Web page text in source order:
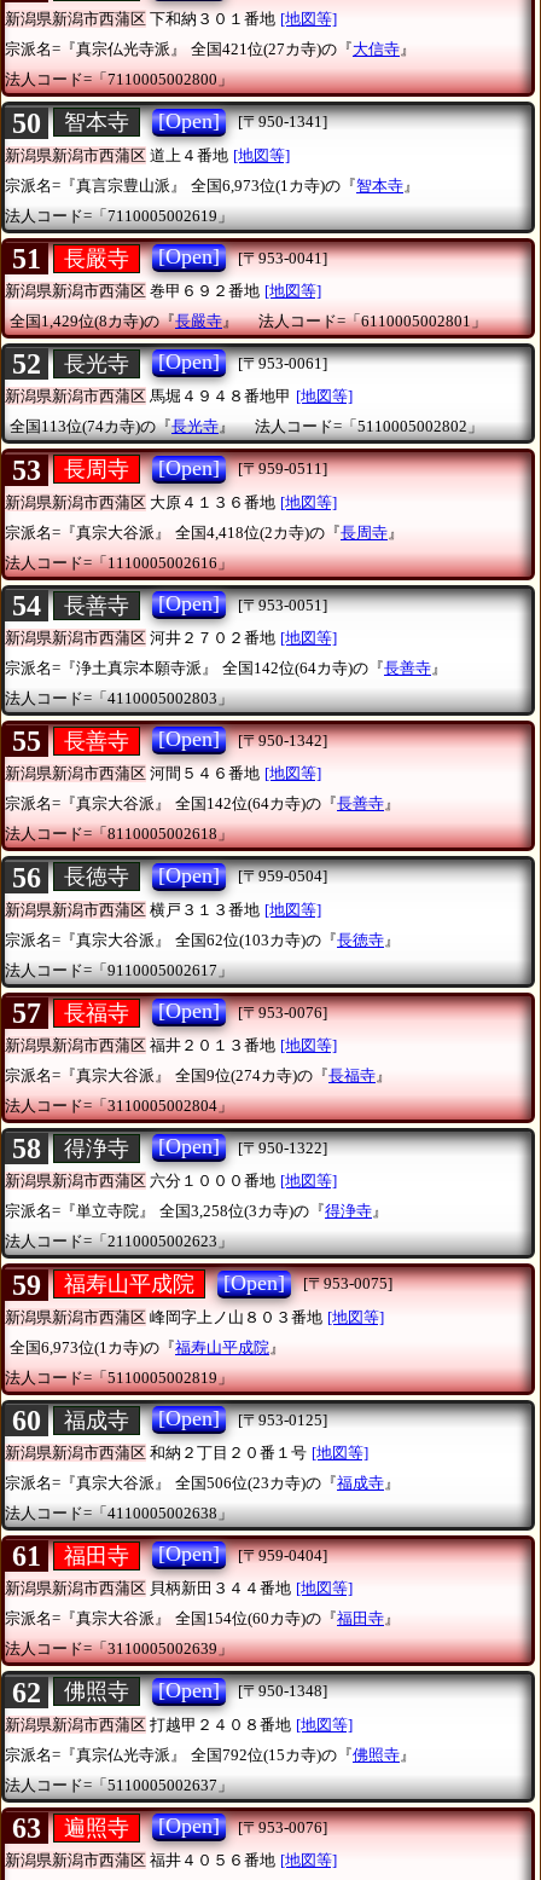
新潟県新潟市西蒲区 下和納３０１番地 [地図等]
宗派名=『真宗仏光寺派』
全国421位(27カ寺)の『大信寺』
法人コード=「7110005002800」
50 智本寺 [Open]
[〒950-1341]
新潟県新潟市西蒲区 道上４番地 [地図等]
宗派名=『真言宗豊山派』
全国6,973位(1カ寺)の『智本寺 』
法人コード=「7110005002619」
51 長嚴寺 [Open]
[〒953-0041]
新潟県新潟市西蒲区 巻甲６９２番地 [地図等]
全国1,429位(8カ寺)の『長嚴寺』 法人コード=「6110005002801」
52 長光寺 [Open]
[〒953-0061]
新潟県新潟市西蒲区 馬堀４９４８番地甲 [地図等]
全国113位(74カ寺)の『長光寺』 法人コード=「5110005002802」
53 長周寺 [Open]
[〒959-0511]
新潟県新潟市西蒲区 大原４１３６番地 [地図等]
宗派名=『真宗大谷派』
全国4,418位(2カ寺)の『長周寺 』
法人コード=「1110005002616」
54 長善寺 [Open]
[〒953-0051]
新潟県新潟市西蒲区 河井２７０２番地 [地図等]
宗派名=『浄土真宗本願寺派』
全国142位(64カ寺)の『長善寺』
法人コード=「4110005002803」
55 長善寺 [Open]
[〒950-1342]
新潟県新潟市西蒲区 河間５４６番地 [地図等]
宗派名=『真宗大谷派』
全国142位(64カ寺)の『長善寺』
法人コード=「8110005002618」
56 長徳寺 [Open]
[〒959-0504]
新潟県新潟市西蒲区 横戸３１３番地 [地図等]
宗派名=『真宗大谷派』
全国62位(103カ寺)の『長徳寺 』
法人コード=「9110005002617」
57 長福寺 [Open]
[〒953-0076]
新潟県新潟市西蒲区 福井２０１３番地 [地図等]
宗派名=『真宗大谷派』
全国9位(274カ寺)の『長福寺』
法人コード=「3110005002804」
58 得浄寺 [Open]
[〒950-1322]
新潟県新潟市西蒲区 六分１０００番地 [地図等]
宗派名=『単立寺院』
全国3,258位(3カ寺)の『得浄寺』
法人コード=「2110005002623」
59 福寿山平成院 [Open]
[〒953-0075]
新潟県新潟市西蒲区 峰岡字上ノ山８０３番地 [地図等]
全国6,973位(1カ寺)の『福寿山平成院 』
法人コード=「5110005002819」
60 福成寺 [Open]
[〒953-0125]
新潟県新潟市西蒲区 和納２丁目２０番１号 [地図等]
宗派名=『真宗大谷派』
全国506位(23カ寺)の『福成寺』
法人コード=「4110005002638」
61 福田寺 [Open]
[〒959-0404]
新潟県新潟市西蒲区 貝柄新田３４４番地 [地図等]
宗派名=『真宗大谷派』
全国154位(60カ寺)の『福田寺』
法人コード=「3110005002639」
62 佛照寺 [Open]
[〒950-1348]
新潟県新潟市西蒲区 打越甲２４０８番地 [地図等]
宗派名=『真宗仏光寺派』
全国792位(15カ寺)の『佛照寺 』
法人コード=「5110005002637」
63 遍照寺 [Open]
[〒953-0076]
新潟県新潟市西蒲区 福井４０５６番地 [地図等]